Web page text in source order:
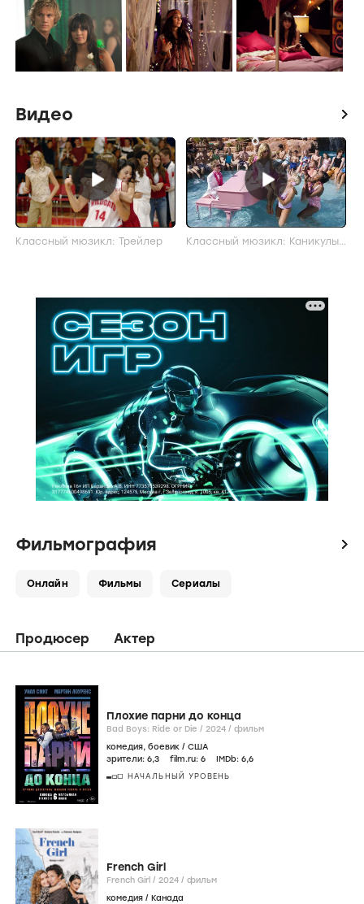
Видео icon
Классный мюзикл: Трейлер
Классный мюзикл: Каникулы:
Фильмография icon
Онлайн Фильмы Сериалы
Продюсер Актер
Плохие парни до конца
Bad Boys: Ride or Die / 2024 / фильм
комедия, боевик / США
зрители: 6,3 film.ru: 6 IMDb: 6,6
НАЧАЛЬНЫЙ УРОВЕНЬ
French Girl
French Girl / 2024 / фильм
комедия / Канада